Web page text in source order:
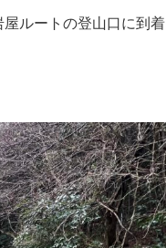
ルートの登山口に到着